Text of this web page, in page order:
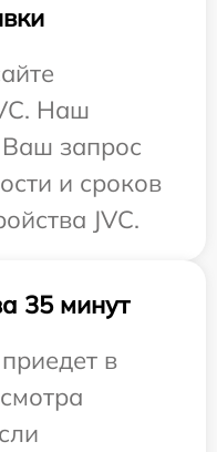
Наш
Ваш запрос
и сроков
JVC.
35 минут
в